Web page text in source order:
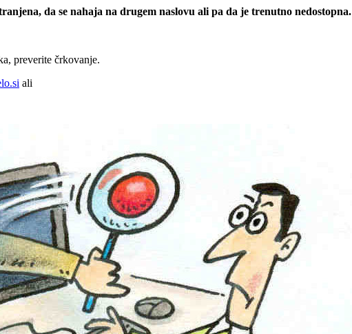
da se nahaja na drugem naslovu ali pa da je trenutno nedostopna.
preverite črkovanje.
ali